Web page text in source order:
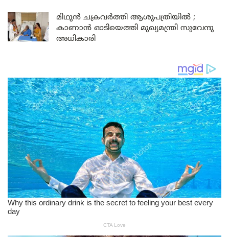
മിഥുൻ ചക്രവർത്തി ആശുപത്രിയിൽ ;
കാണാൻ ഓടിയെത്തി മുഖ്യമന്ത്രി സുവേന്ദു
അധികാരി